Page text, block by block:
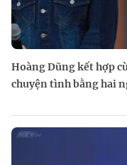
Hoàng Dũng kết hợp
chuyện tình bằng hai